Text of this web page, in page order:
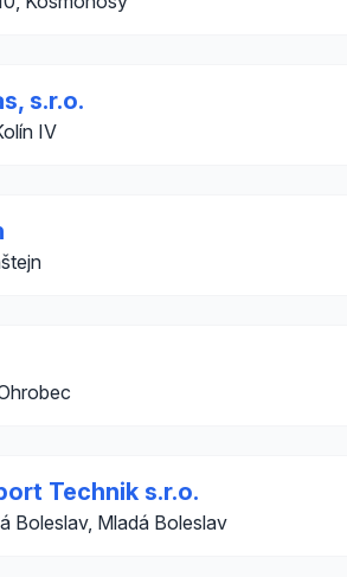
s.r.o.
IV
Technik s.r.o.
Boleslav, Mladá Boleslav